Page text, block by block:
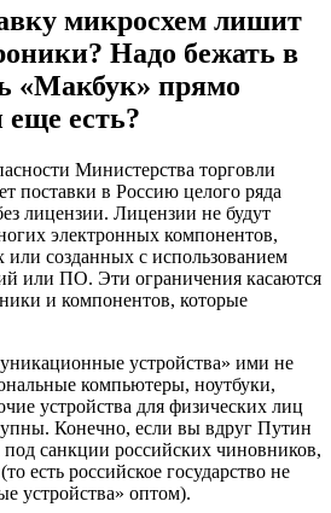
микросхем лишит
Надо бежать в
«Макбук» прямо
еще есть?
Министерства торговли
поставки в Россию целого ряда
лицензии. Лицензии не будут
электронных компонентов,
созданных с использованием
или ПО. Эти ограничения касаются
и компонентов, которые
устройства» ими не
компьютеры, ноутбуки,
устройства для физических лиц
Конечно, если вы вдруг Путин
санкции российских чиновников,
есть российское государство не
устройства» оптом).